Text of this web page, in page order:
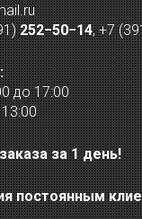
252−50−14,+7
до 17:00
за 1 день!
постоянным